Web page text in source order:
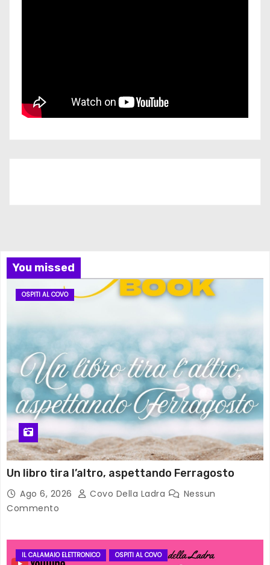
You missed
OSPITI AL COVO
Un libro tira l’altro, aspettando Ferragosto
Ago 6, 2026 Covo Della Ladra
Nessun
Commento
IL CALAMAIO ELETTRONICO OSPITI AL COVO